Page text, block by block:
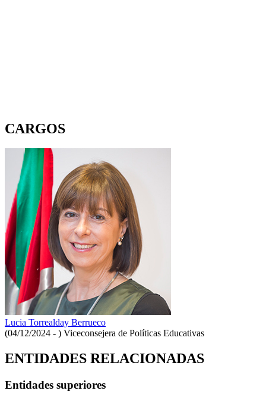
CARGOS
Lucia Torrealday Berrueco
(04/12/2024 - ) Viceconsejera de Políticas Educativas
ENTIDADES RELACIONADAS
Entidades superiores